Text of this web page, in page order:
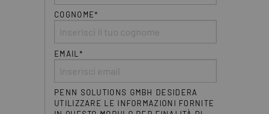
COGNOME*
EMAIL*
PENN SOLUTIONS GMBH DESIDERA
UTILIZZARE LE INFORMAZIONI FORNITE